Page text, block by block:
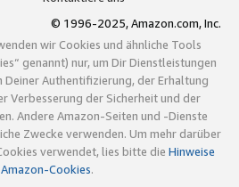
© 1996-2025, Amazon.com, Inc.
wir Cookies und ähnliche Tools
genannt) nur, um Dir Dienstleistungen
Deiner Authentifizierung, der Erhaltung
Verbesserung der Sicherheit und der
Andere Amazon-Seiten und -Dienste
Zwecke verwenden. Um mehr darüber
verwendet, lies bitte die Hinweise
Cookies.